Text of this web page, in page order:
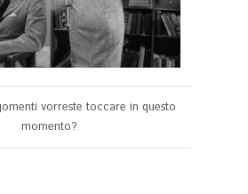
vorreste toccare in questo
momento?